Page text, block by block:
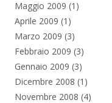
Maggio 2009 (1)
Aprile 2009 (1)
Marzo 2009 (3)
Febbraio 2009 (3)
Gennaio 2009 (3)
Dicembre 2008 (1)
Novembre 2008 (4)